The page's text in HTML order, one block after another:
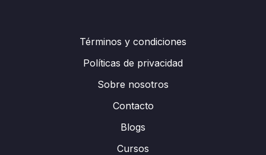
Términos y condiciones
Políticas de privacidad
Sobre nosotros
Contacto
Blogs
Cursos